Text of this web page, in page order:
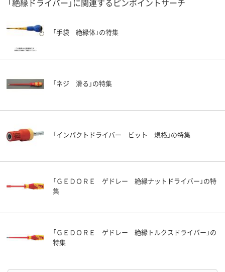
「絶縁ドライバー」に関連するピンポイントサーチ
「手袋 絶縁体」の特集
「ネジ 滑る」の特集
「インパクトドライバー ビット 規格」の特集
「ＧＥＤＯＲＥ ゲドレー 絶縁ナットドライバー」の特
集
「ＧＥＤＯＲＥ ゲドレー 絶縁トルクスドライバー」の
特集